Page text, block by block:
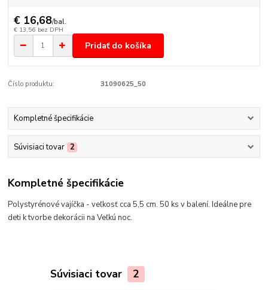
€ 16,68/bal.
€ 13,56 bez DPH
Pridať do košíka
Číslo produktu: 31090625_50
Kompletné špecifikácie
Súvisiaci tovar 2
Kompletné špecifikácie
Polystyrénové vajíčka - veľkosť cca 5,5 cm. 50 ks v balení. Ideálne pre
deti k tvorbe dekorácii na Veľkú noc.
Súvisiaci tovar 2